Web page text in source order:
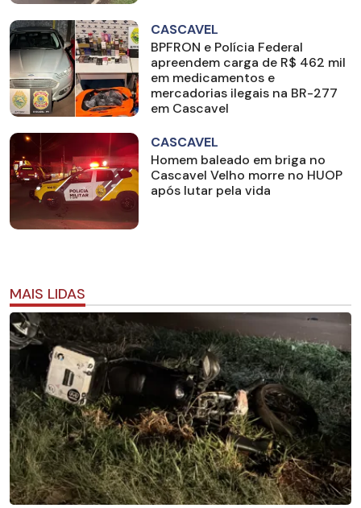
CASCAVEL
BPFRON e Polícia Federal
apreendem carga de R$ 462 mil
em medicamentos e
mercadorias ilegais na BR-277
em Cascavel
CASCAVEL
Homem baleado em briga no
Cascavel Velho morre no HUOP
após lutar pela vida
MAIS LIDAS